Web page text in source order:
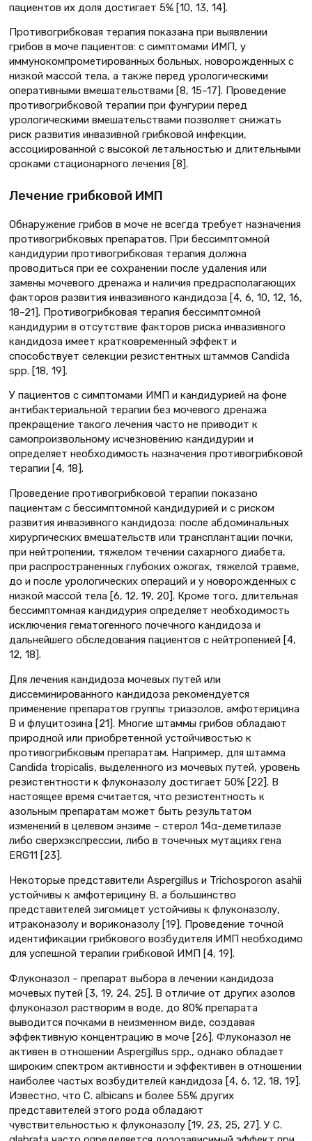
пациентов их доля достигает 5% [10, 13, 14].
Противогрибковая терапия показана при выявлении
грибов в моче пациентов: с симптомами ИМП, у
иммунокомпрометированных больных, новорожденных с
низкой массой тела, а также перед урологическими
оперативными вмешательствами [8, 15–17]. Проведение
противогрибковой терапии при фунгурии перед
урологическими вмешательствами позволяет снижать
риск развития инвазивной грибковой инфекции,
ассоциированной с высокой летальностью и длительными
сроками стационарного лечения [8].
Лечение грибковой ИМП
Обнаружение грибов в моче не всегда требует назначения
противогрибковых препаратов. При бессимптомной
кандидурии противогрибковая терапия должна
проводиться при ее сохранении после удаления или
замены мочевого дренажа и наличия предрасполагающих
факторов развития инвазивного кандидоза [4, 6, 10, 12, 16,
18–21]. Противогрибковая терапия бессимптомной
кандидурии в отсутствие факторов риска инвазивного
кандидоза имеет кратковременный эффект и
способствует селекции резистентных штаммов Candida
spp. [18, 19].
У пациентов с симптомами ИМП и кандидурией на фоне
антибактериальной терапии без мочевого дренажа
прекращение такого лечения часто не приводит к
самопроизвольному исчезновению кандидурии и
определяет необходимость назначения противогрибковой
терапии [4, 18].
Проведение противогрибковой терапии показано
пациентам с бессимптомной кандидурией и с риском
развития инвазивного кандидоза: после абдоминальных
хирургических вмешательств или трансплантации почки,
при нейтропении, тяжелом течении сахарного диабета,
при распространенных глубоких ожогах, тяжелой травме,
до и после урологических операций и у новорожденных с
низкой массой тела [6, 12, 19, 20]. Кроме того, длительная
бессимптомная кандидурия определяет необходимость
исключения гематогенного почечного кандидоза и
дальнейшего обследования пациентов с нейтропенией [4,
12, 18].
Для лечения кандидоза мочевых путей или
диссеминированного кандидоза рекомендуется
применение препаратов группы триазолов, амфотерицина
B и флуцитозина [21]. Многие штаммы грибов обладают
природной или приобретенной устойчивостью к
противогрибковым препаратам. Например, для штамма
Candida tropicalis, выделенного из мочевых путей, уровень
резистентности к флуконазолу достигает 50% [22]. В
настоящее время считается, что резистентность к
азольным препаратам может быть результатом
изменений в целевом энзиме – стерол 14α-деметилазе
либо сверхэкспрессии, либо в точечных мутациях гена
ERG11 [23].
Некоторые представители Aspergillus и Trichosporon asahii
устойчивы к амфотерицину В, а большинство
представителей зигомицет устойчивы к флуконазолу,
итраконазолу и вориконазолу [19]. Проведение точной
идентификации грибкового возбудителя ИМП необходимо
для успешной терапии грибковой ИМП [4, 19].
Флуконазол – препарат выбора в лечении кандидоза
мочевых путей [3, 19, 24, 25]. В отличие от других азолов
флуконазол растворим в воде, до 80% препарата
выводится почками в неизменном виде, создавая
эффективную концентрацию в моче [26]. Флуконазол не
активен в отношении Aspergillus spp., однако обладает
широким спектром активности и эффективен в отношении
наиболее частых возбудителей кандидоза [4, 6, 12, 18, 19].
Известно, что C. albicans и более 55% других
представителей этого рода обладают
чувствительностью к флуконазолу [19, 23, 25, 27]. У C.